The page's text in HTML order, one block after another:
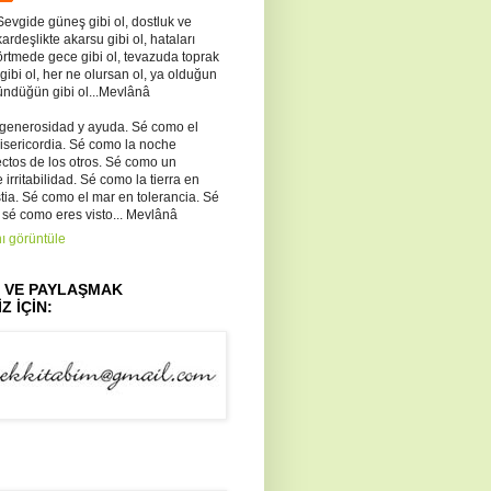
güneş gibi ol, dostluk ve
akarsu gibi ol, hataları
gece gibi ol, tevazuda toprak
ol, her ne olursan ol, ya olduğun
gibi ol...Mevlânâ
y ayuda. Sé como el
Sé como la noche
de los otros. Sé como un
irritabilidad. Sé como la tierra en
Sé como el mar en tolerancia. Sé
como eres visto... Mevlânâ
görüntüle
PAYLAŞMAK
İÇİN: